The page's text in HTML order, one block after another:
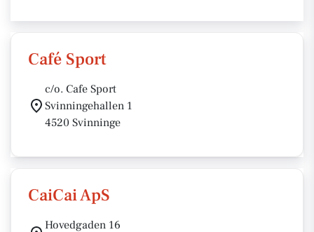
Café Sport
c/o. Cafe Sport
Svinningehallen 1
4520 Svinninge
CaiCai ApS
Hovedgaden 16